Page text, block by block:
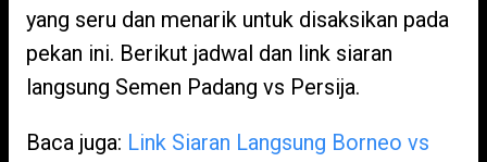
yang seru dan menarik untuk disaksikan pada
pekan ini. Berikut jadwal dan link siaran
langsung Semen Padang vs Persija.
Baca juga: Link Siaran Langsung Borneo vs